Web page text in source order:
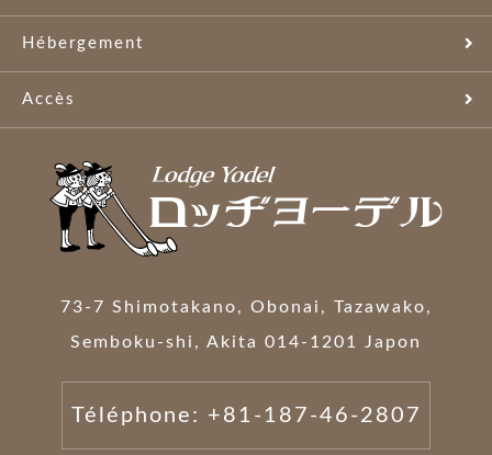
Hébergement
Accès
73-7 Shimotakano, Obonai, Tazawako,
Semboku-shi, Akita 014-1201 Japon
Téléphone: +81-187-46-2807